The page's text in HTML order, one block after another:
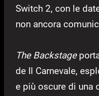
Switch 2, con le
non ancora
The Backstage
de Il Carnevale,
e più oscure di una